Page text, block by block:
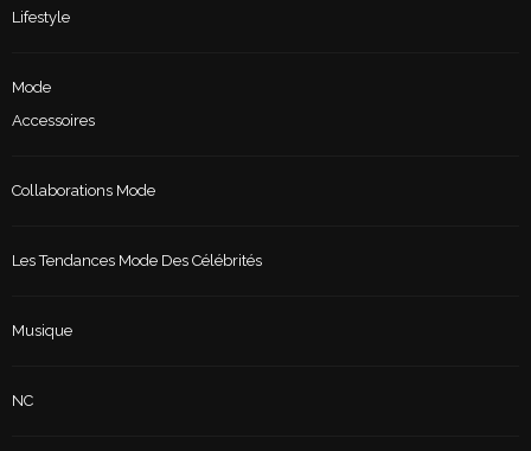
Lifestyle
Mode
Accessoires
Collaborations Mode
Les Tendances Mode Des Célébrités
Musique
NC